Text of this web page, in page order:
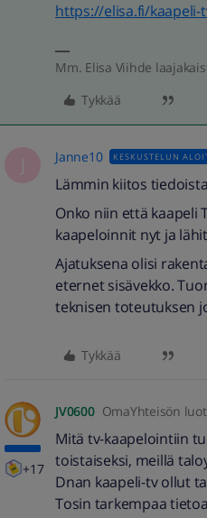
https://elisa.fi/kaapeli-
Mm. Elisa Viihde
Tykkää
J Janne10 KESKUSTELUN
Lämmin kiitos
Onko niin että kaapeli
kaapeloinnit nyt ja
Ajatuksena olisi
eternet sisävekko.
teknisen toteutuksen
Tykkää
+17
JV0600 OmaYhteisön
Mitä tv-kaapelointiin
toistaiseksi, meillä
Dnan kaapeli-tv ollut
Tosin tarkempaa